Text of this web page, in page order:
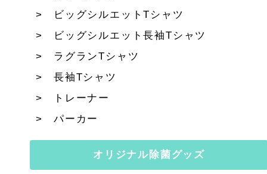
ビッグシルエットTシャツ
ビッグシルエット長袖Tシャツ
ラグランTシャツ
長袖Tシャツ
トレーナー
パーカー
オリジナル除菌グッズ